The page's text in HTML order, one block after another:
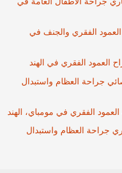
الفقري والجنف في
العمود الفقري في الهند
جراحة العظام واستبدال
الفقري في مومباي، الهند
جراحة العظام واستبدال